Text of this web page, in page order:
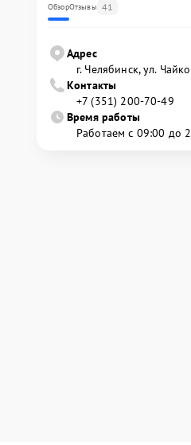
ОбзорОтзывы 41
Адрес
г. Челябинск, ул.
Контакты
+7 (351) 200-70-49
Время работы
Работаем с 09:00 до